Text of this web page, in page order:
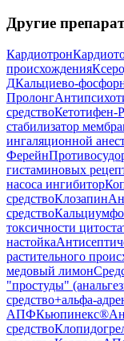
Другие
Кардиотрон
происхождения
ДКальциево-
Пролонг
средствоКетотифен-
стабилизатор
ингаляционной
Ферейн
гистаминовых
насоса ингибитор
средствоКлозапин
средство
токсичности
настойка
растительного
медовый лимон
"простуды"
средство+альфа-
АПФКьюпинекс®
средство